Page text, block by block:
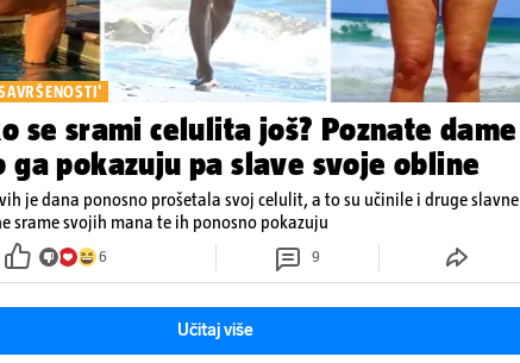
se srami celulita još? Poznate dame
ga pokazuju pa slave svoje obline
je dana ponosno prošetala svoj celulit, a to su učinile i druge slavne
srame svojih mana te ih ponosno pokazuju
6 9
Učitaj više